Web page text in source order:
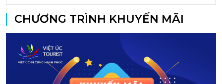
CHƯƠNG TRÌNH KHUYẾN MÃI